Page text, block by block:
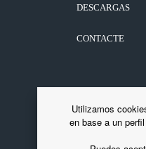
DESCARGAS
CONTACTE
Utilizamos
en base a un